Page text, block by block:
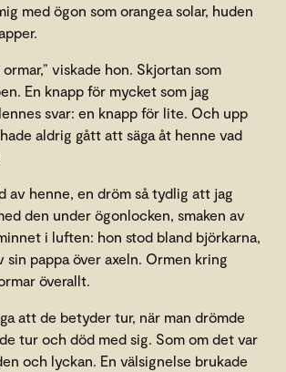
med ögon som orangea solar, huden
viskade hon. Skjortan som
En knapp för mycket som jag
svar: en knapp för lite. Och upp
aldrig gått att säga åt henne vad
av henne, en dröm så tydlig att jag
den under ögonlocken, smaken av
i luften: hon stod bland björkarna,
sin pappa över axeln. Ormen kring
överallt.
att de betyder tur, när man drömde
tur och död med sig. Som om det var
och lyckan. En välsignelse brukade